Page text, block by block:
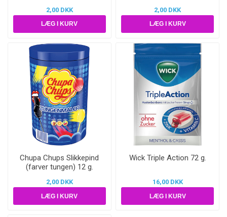
2,00 DKK 2,00 DKK
Chupa Chups Slikkepind
(farver tungen) 12 g.
2,00 DKK
Wick Triple Action 72 g.
16,00 DKK